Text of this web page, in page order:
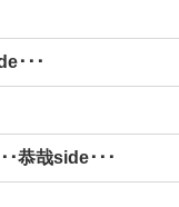
･･･
･恭哉side･･･